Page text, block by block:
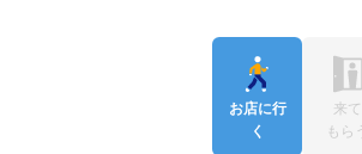
お店に行
く
来て
もら